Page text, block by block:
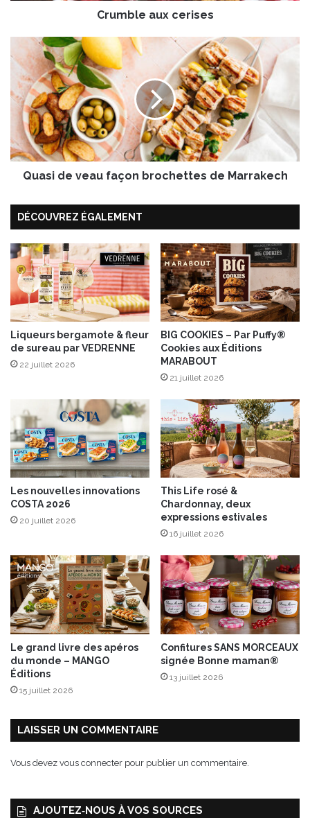
r
e
Crumble aux cerises
u
v
e
f
ç
o
n
r
o
c
h
e
t
d
e
M
a
r
r
a
k
c
h
Quasi de veau façon brochettes de Marrakech
DÉCOUVREZ ÉGALEMENT
Liqueurs bergamote & fleur
de sureau par VEDRENNE
22 juillet 2026
BIG COOKIES – Par Puffy®
Cookies aux Éditions
MARABOUT
21 juillet 2026
Les nouvelles innovations
COSTA 2026
20 juillet 2026
This Life rosé &
Chardonnay, deux
expressions estivales
16 juillet 2026
Le grand livre des apéros
du monde – MANGO
Éditions
15 juillet 2026
Confitures SANS MORCEAUX
signée Bonne maman®
13 juillet 2026
LAISSER UN COMMENTAIRE
Vous devez vous connecter pour publier un commentaire.
AJOUTEZ‑NOUS À VOS SOURCES